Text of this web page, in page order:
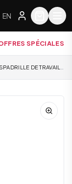
EN
SPÉCIALES
DE TRAVAIL CATERPILLAR STREAMLINE - P725336